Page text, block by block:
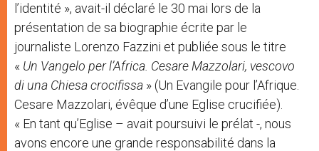
l’identité », avait-il déclaré le 30 mai lors de la
présentation de sa biographie écrite par le
journaliste Lorenzo Fazzini et publiée sous le titre
« Un Vangelo per l’Africa. Cesare Mazzolari, vescovo
di una Chiesa crocifissa » (Un Evangile pour l’Afrique.
Cesare Mazzolari, évêque d’une Eglise crucifiée).
« En tant qu’Eglise – avait poursuivi le prélat -, nous
avons encore une grande responsabilité dans la